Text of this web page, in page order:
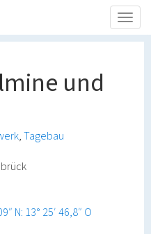
und
Tagebau
N: 13° 25′ 46,8″ O